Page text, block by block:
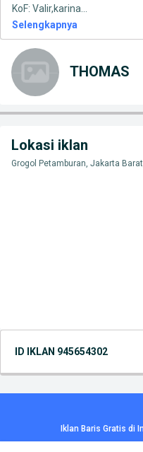
KoF: Valir,karina
Selengkapnya
THOMAS
Lokasi iklan
Grogol Petamburan, Jakarta
ID IKLAN 945654302
Iklan Baris Gratis di